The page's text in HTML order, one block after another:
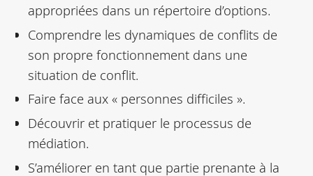
appropriées dans un répertoire d’options.
Comprendre les dynamiques de conflits de
son propre fonctionnement dans une
situation de conflit.
Faire face aux « personnes difficiles ».
Découvrir et pratiquer le processus de
médiation.
S’améliorer en tant que partie prenante à la